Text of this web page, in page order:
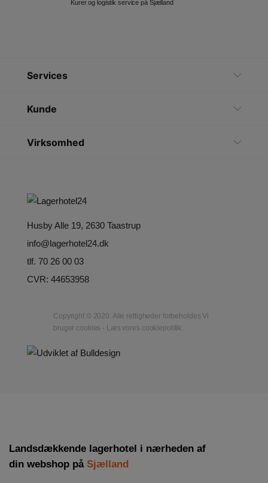
Kurer og logistik service på Sjælland
Husby Alle 19, 2630 Taastrup
info@lagerhotel24.dk
tlf. 70 26 00 03
CVR: 44653958
Copyright © 2020. Alle rettigheder forbeholdes Vi
bruger cookies - Læs vores cookiepolitik.
Services
Kunde
Virksomhed
Landsdækkende lagerhotel i nærheden af
din webshop på Sjælland